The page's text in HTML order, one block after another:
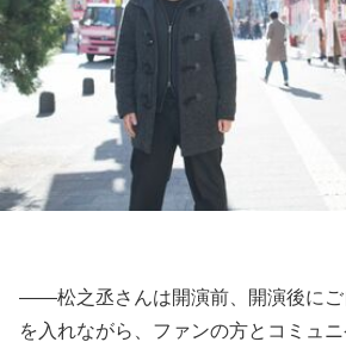
――松之丞さんは開演前、開演後にご
を入れながら、ファンの方とコミュ